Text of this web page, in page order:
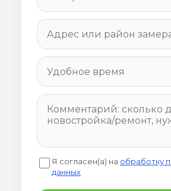
Я согласен(а) на обработку
данных